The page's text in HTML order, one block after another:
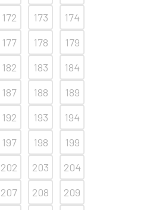
172 173
174
177 178
179
182 183
184
187 188
189
192 193
194
197 198
199
202 203
204
207 208
209